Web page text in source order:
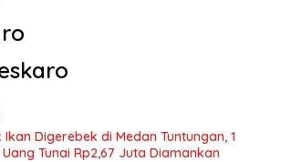
Digerebek di Medan Tuntungan, 1
Tunai Rp2,67 Juta Diamankan